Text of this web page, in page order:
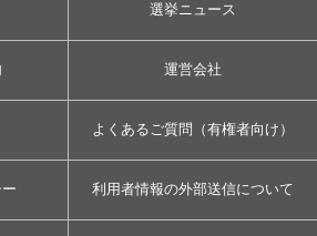
選挙ニュース
運営会社
よくあるご質問（有権者向け）
利用者情報の外部送信について